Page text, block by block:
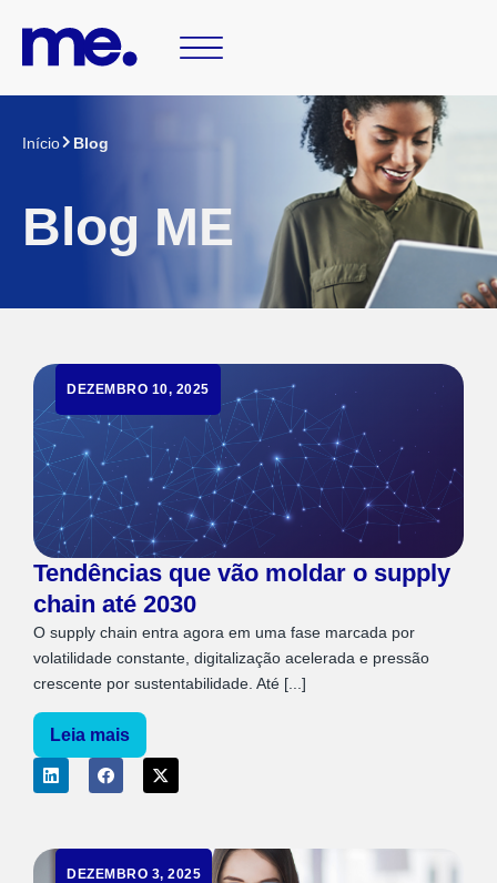
Início Blog
Blog ME
DEZEMBRO 10, 2025
Tendências que vão moldar o supply
chain até 2030
O supply chain entra agora em uma fase marcada por
volatilidade constante, digitalização acelerada e pressão
crescente por sustentabilidade. Até [...]
Leia mais
DEZEMBRO 3, 2025